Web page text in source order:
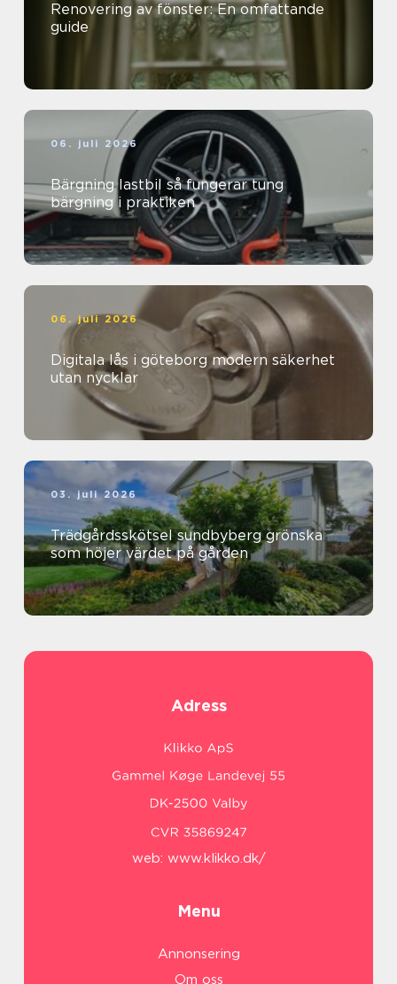
Renovering av fönster: En omfattande
guide
06. juli 2026
Bärgning lastbil så fungerar tung
bärgning i praktiken
06. juli 2026
Digitala lås i göteborg modern säkerhet
utan nycklar
03. juli 2026
Trädgårdsskötsel sundbyberg grönska
som höjer värdet på gården
Adress
web: www.klikko.dk/
Menu
Annonsering
Om oss